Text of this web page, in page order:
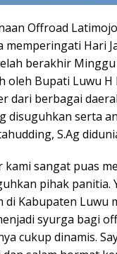
Offroad
memperingati Hari
berakhir
oleh Bupati Luwu H
dari berbagai
disuguhkan serta
S.Ag
kami sangat puas
pihak panitia.
di Kabupaten Luwu
syurga bagi
cukup dinamis.